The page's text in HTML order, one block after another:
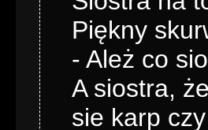
Piękny
- Ależ co
A siostra,
sie karp